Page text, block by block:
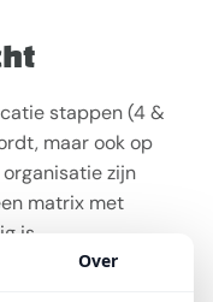
stappen (4 &
maar ook op
zijn
matrix met
is.
Over